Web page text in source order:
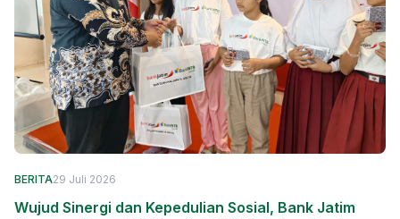
BERITA29 Juli 2026
Wujud Sinergi dan Kepedulian Sosial, Bank Jatim